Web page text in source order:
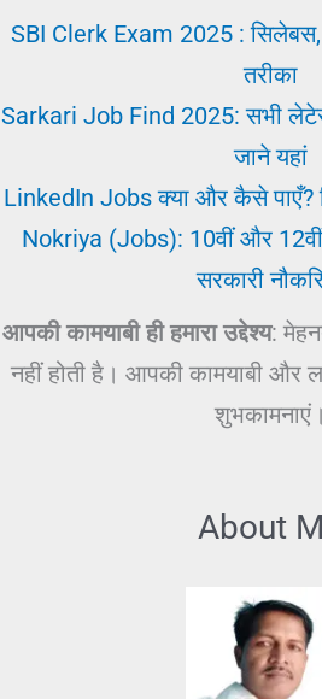
SBI Clerk Exam 2025 : सिलेबस,
तरीका
Sarkari Job Find 2025: सभी
जाने यहां
LinkedIn Jobs क्या और कैसे पाएँ?
Nokriya (Jobs): 10वीं और 12वीं
सरकारी
आपकी कामयाबी ही हमारा उद्देश्य:
नहीं होती है। आपकी कामयाबी और
शुभकामनाएं।
About